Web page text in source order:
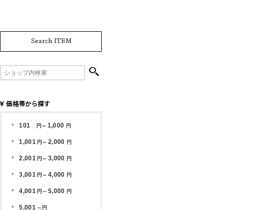
101 円～ 1,000 円
1,001 円～ 2,000 円
2,001 円～ 3,000 円
3,001 円～ 4,000 円
4,001 円～ 5,000 円
5,001 ～円